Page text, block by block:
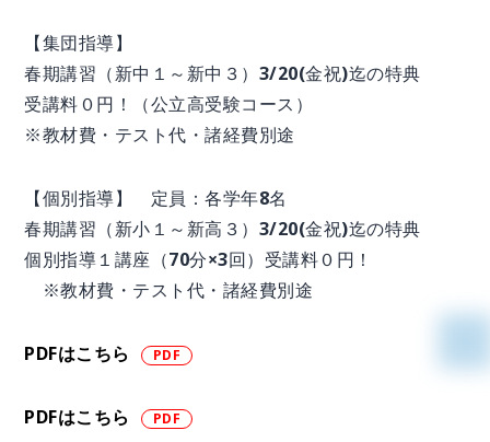
【集団指導】
春期講習（新中１～新中３）3/20(金祝)迄の特典
受講料０円！（公立高受験コース）
※教材費・テスト代・諸経費別途
【個別指導】 定員：各学年8名
春期講習（新小１～新高３）3/20(金祝)迄の特典
個別指導１講座（70分×3回）受講料０円！
※教材費・テスト代・諸経費別途
PDFはこちら
PDFはこちら